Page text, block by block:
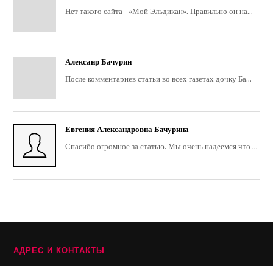
Нет такого сайта - «Мой Эльдикан». Правильно он на...
Алексанр Бачурин
После комментариев статьи во всех газетах дочку Ба...
Евгения Александровна Бачурина
Спасибо огромное за статью. Мы очень надеемся что ...
АДРЕС И КОНТАКТЫ